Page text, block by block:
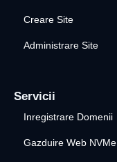
Creare Site
Administrare Site
Servicii
Inregistrare Domenii
Gazduire Web NVMe